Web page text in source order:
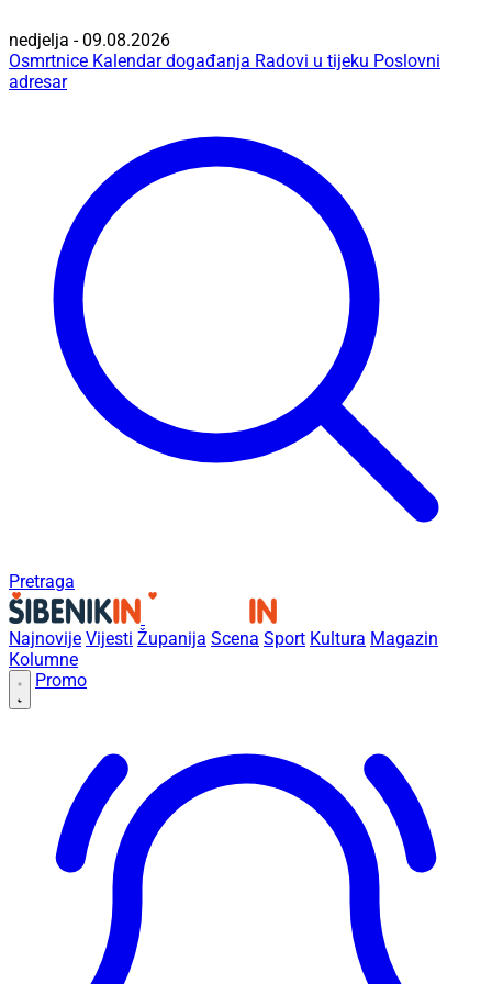
nedjelja - 09.08.2026
Osmrtnice Kalendar događanja Radovi u tijeku Poslovni
adresar
Pretraga
Najnovije Vijesti Županija Scena Sport Kultura Magazin
Kolumne
Promo